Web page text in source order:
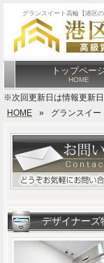
グランスイート高輪【港区
トップペー
HOME
※次回更新日は情報更新
HOME
» グランスイー
デザイナーズ